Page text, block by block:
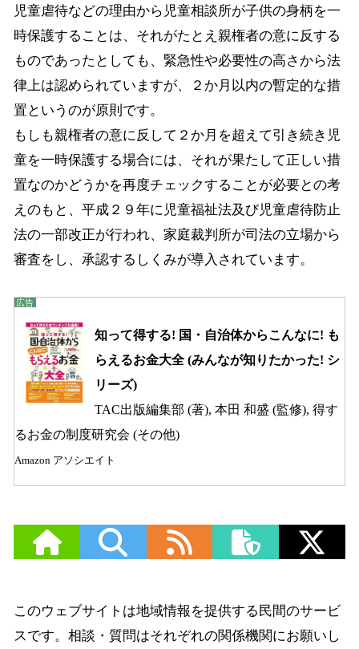
児童虐待などの理由から児童相談所が子供の身柄を一
時保護することは、それがたとえ親権者の意に反する
ものであったとしても、緊急性や必要性の高さから法
律上は認められていますが、２か月以内の暫定的な措
置というのが原則です。
もしも親権者の意に反して２か月を超えて引き続き児
童を一時保護する場合には、それが果たして正しい措
置なのかどうかを再度チェックすることが必要との考
えのもと、平成２９年に児童福祉法及び児童虐待防止
法の一部改正が行われ、家庭裁判所が司法の立場から
審査をし、承認するしくみが導入されています。
知って得する! 国・自治体からこんなに! も
らえるお金大全 (みんなが知りたかった! シ
リーズ)
TAC出版編集部 (著), 本田 和盛 (監修), 得す
るお金の制度研究会 (その他)
Amazon アソシエイト